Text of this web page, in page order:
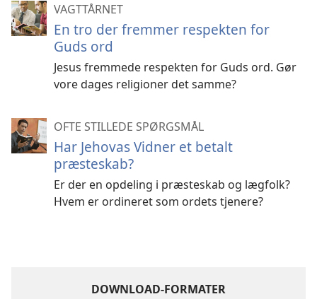
VAGTTÅRNET
En tro der fremmer respekten for
Guds ord
Jesus fremmede respekten for Guds ord. Gør
vore dages religioner det samme?
OFTE STILLEDE SPØRGSMÅL
Har Jehovas Vidner et betalt
præsteskab?
Er der en opdeling i præsteskab og lægfolk?
Hvem er ordineret som ordets tjenere?
DOWNLOAD-FORMATER